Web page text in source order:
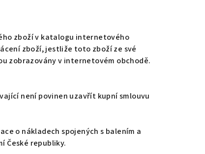
zboží v katalogu internetového
zboží, jestliže toto zboží ze své
zobrazovány v internetovém obchodě.
není povinen uzavřít kupní smlouvu
o nákladech spojených s balením a
České republiky.